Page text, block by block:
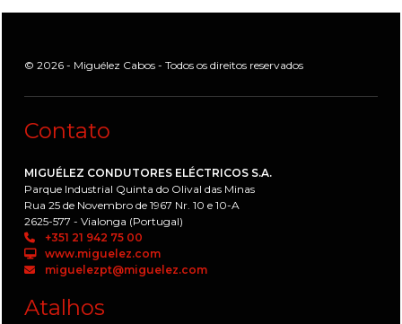
© 2026 - Miguélez Cabos - Todos os direitos reservados
Contato
MIGUÉLEZ CONDUTORES ELÉCTRICOS S.A.
Parque Industrial Quinta do Olival das Minas
Rua 25 de Novembro de 1967 Nr. 10 e 10-A
2625-577 - Vialonga (Portugal)
+351 21 942 75 00
www.miguelez.com
miguelezpt@miguelez.com
Atalhos